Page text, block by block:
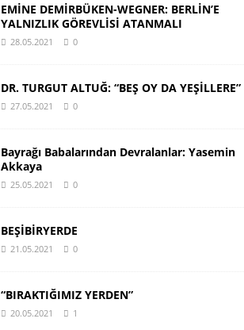
EMİNE DEMİRBÜKEN-WEGNER: BERLİN’E
YALNIZLIK GÖREVLİSİ ATANMALI
28.05.2021 0
DR. TURGUT ALTUĞ: “BEŞ OY DA YEŞİLLERE”
27.05.2021 0
Bayrağı Babalarından Devralanlar: Yasemin
Akkaya
25.05.2021 0
BEŞİBİRYERDE
21.05.2021 0
“BIRAKTIĞIMIZ YERDEN”
20.05.2021 1